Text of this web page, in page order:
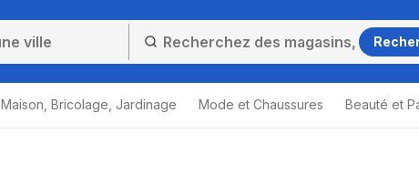
Maison, Bricolage, Jardinage Mode et Chaussures Beauté et